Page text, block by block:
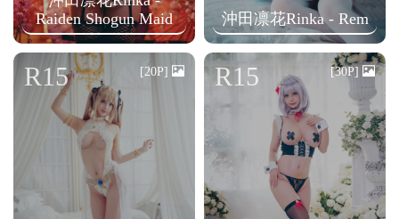
i
o
n
Raiden Shogun Maid
沖田凛花Rinka - Rem
R15 [20P] R15 [30P]